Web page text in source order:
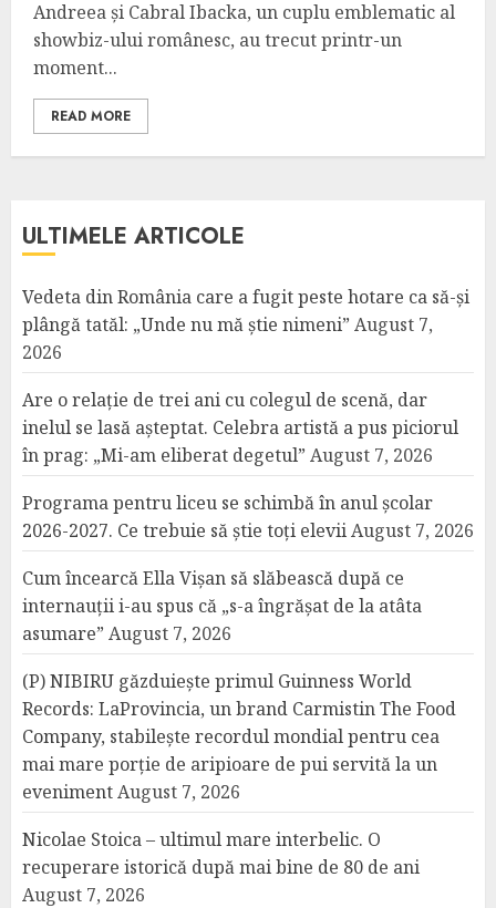
Andreea și Cabral Ibacka, un cuplu emblematic al
showbiz-ului românesc, au trecut printr-un
moment...
READ MORE
ULTIMELE ARTICOLE
Vedeta din România care a fugit peste hotare ca să-și
plângă tatăl: „Unde nu mă știe nimeni” August 7,
2026
Are o relație de trei ani cu colegul de scenă, dar
inelul se lasă așteptat. Celebra artistă a pus piciorul
în prag: „Mi-am eliberat degetul” August 7, 2026
Programa pentru liceu se schimbă în anul școlar
2026-2027. Ce trebuie să știe toți eleviiAugust 7, 2026
Cum încearcă Ella Vișan să slăbească după ce
internauții i-au spus că „s-a îngrășat de la atâta
asumare” August 7, 2026
(P) NIBIRU găzduiește primul Guinness World
Records: LaProvincia, un brand Carmistin The Food
Company, stabilește recordul mondial pentru cea
mai mare porție de aripioare de pui servită la un
evenimentAugust 7, 2026
Nicolae Stoica – ultimul mare interbelic. O
recuperare istorică după mai bine de 80 de ani
August 7, 2026